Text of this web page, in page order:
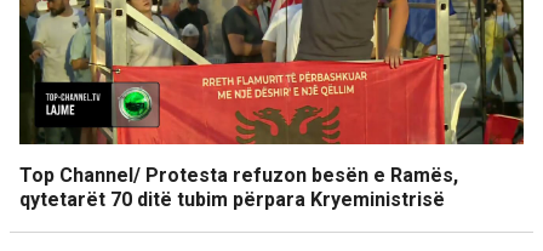
Top Channel/ Protesta refuzon besën e Ramës,
qytetarët 70 ditë tubim përpara Kryeministrisë